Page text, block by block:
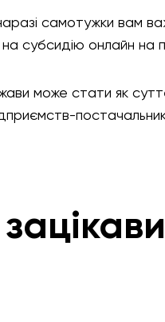
самотужки вам
субсидію онлайн на
може стати як